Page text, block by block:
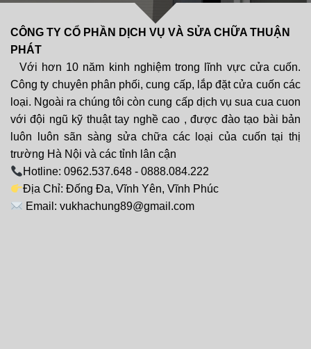
CÔNG TY CỔ PHẦN DỊCH VỤ VÀ SỬA CHỮA THUẬN
PHÁT
Với hơn 10 năm kinh nghiệm trong lĩnh vực cửa cuốn.
Công ty chuyên phân phối, cung cấp, lắp đặt cửa cuốn các
loại. Ngoài ra chúng tôi còn cung cấp dịch vụ sua cua cuon
với đội ngũ kỹ thuật tay nghề cao , được đào tạo bài bản
luôn luôn sãn sàng sửa chữa các loại của cuốn tại thị
trường Hà Nội và các tỉnh lân cận
Hotline: 0962.537.648 - 0888.084.222
Địa Chỉ: Đống Đa, Vĩnh Yên, Vĩnh Phúc
Email: vukhachung89@gmail.com